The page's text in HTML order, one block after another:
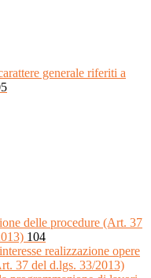
generale riferiti a
delle procedure (Art. 37
104
realizzazione opere
37 del d.lgs. 33/2013)